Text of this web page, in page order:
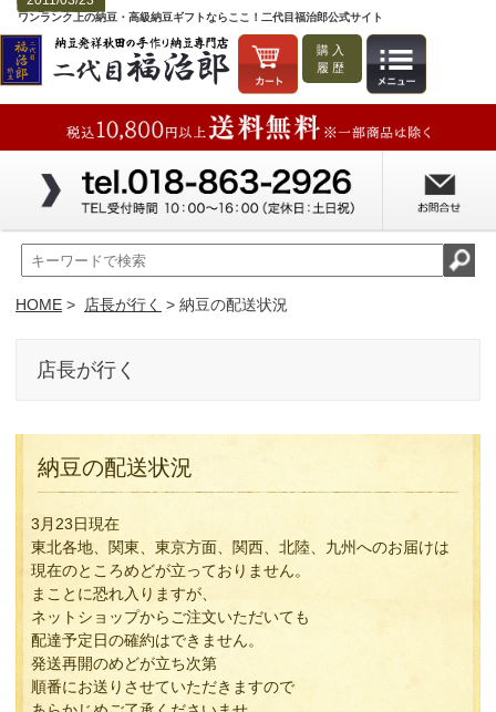
ワンランク上の納豆・高級納豆ギフトならここ！二代目福治郎公式サイト
購入
履歴
HOME > 店長が行く > 納豆の配送状況
店長が行く
納豆の配送状況
3月23日現在
東北各地、関東、東京方面、関西、北陸、九州へのお届けは
現在のところめどが立っておりません。
まことに恐れ入りますが、
ネットショップからご注文いただいても
配達予定日の確約はできません。
発送再開のめどが立ち次第
順番にお送りさせていただきますので